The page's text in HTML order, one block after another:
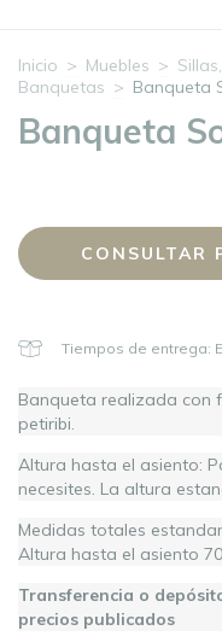
Inicio > Muebles >
Banquetas > Banqueta
Banqueta
Tiempos de entrega:
Banqueta realizada con
petiribi.
Altura hasta el asiento:
necesites. La altura
Medidas totales
Altura hasta el asiento
Transferencia o
precios publicados